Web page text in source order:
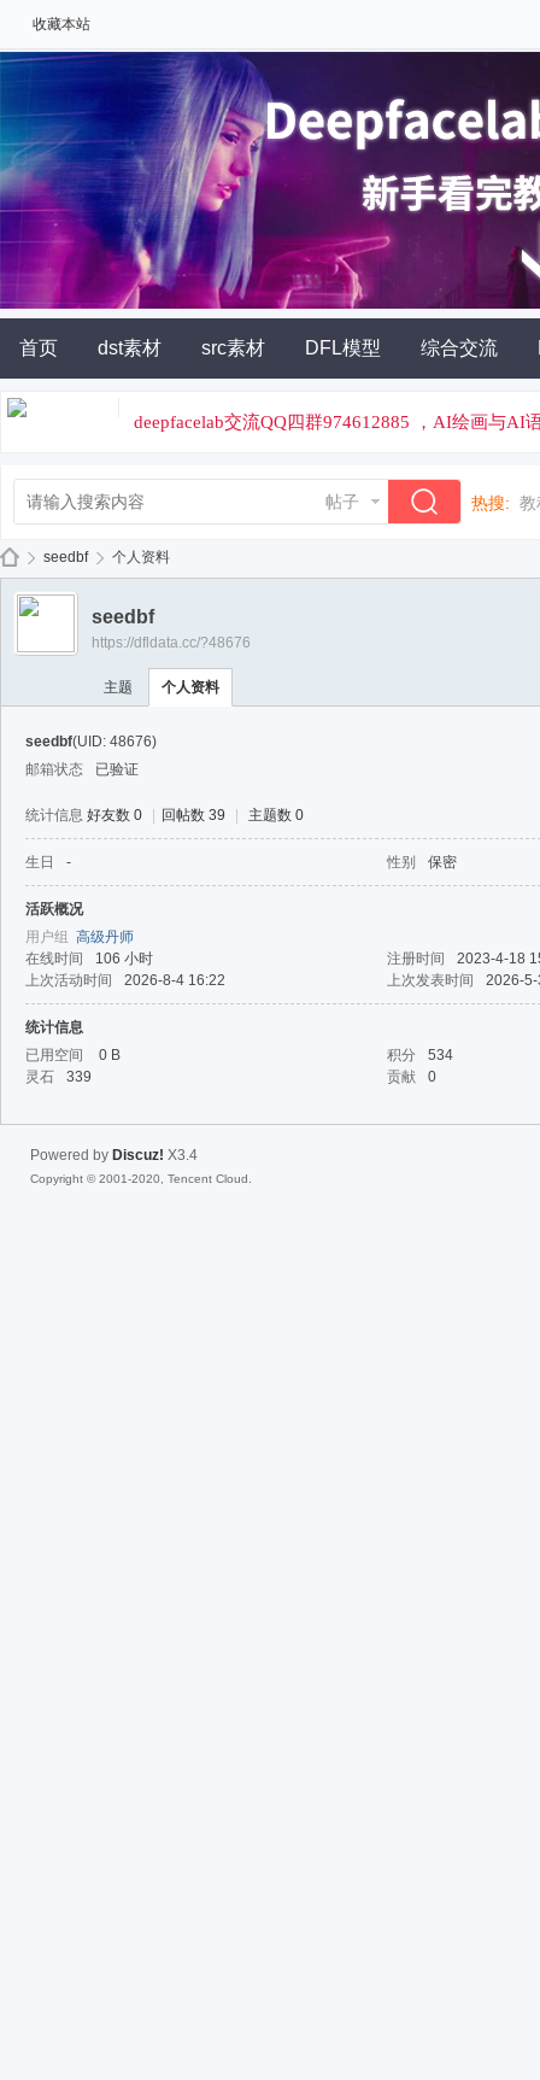
收藏本站
首页 dst素材 src素材 DFL模型 综合交流
AI角色扮演
deepfacelab交流QQ四群974612885 ，AI绘画与AI
帖子
热搜: 教
›
seedbf 个人资料
seedbf
https://dfldata.cc/?48676
主题 个人资料
seedbf(UID: 48676)
邮箱状态
已验证
统计信息 好友数 0 回帖数 39 主题数 0
生日 - 性别 保密
活跃概况
用户组 高级丹师
在线时间
106 小时 注册时间
2023-4-18
上次活动时间
2026-8-4 16:22 上次发表时间 2026-
统计信息
已用空间
0 B 积分
534
灵石
339 贡献 0
Powered by Discuz! X3.4
Copyright © 2001-2020, Tencent Cloud.